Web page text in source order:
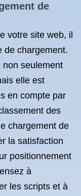
de
votre site web, il
de chargement.
non seulement
elle est
en compte par
des
chargement de
la satisfaction
positionnement
à
les scripts et à